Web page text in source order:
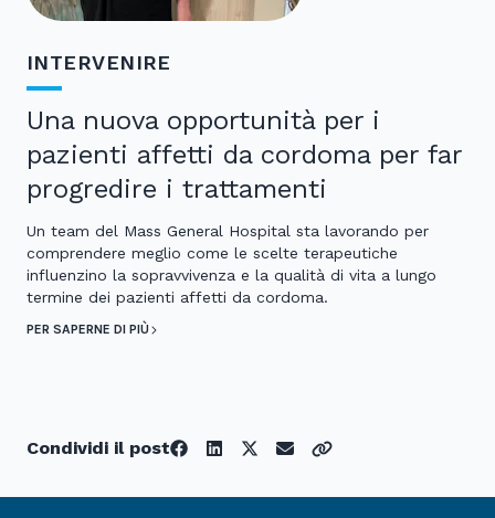
INTERVENIRE
Una nuova opportunità per i
pazienti affetti da cordoma per far
progredire i trattamenti
Un team del Mass General Hospital sta lavorando per
comprendere meglio come le scelte terapeutiche
influenzino la sopravvivenza e la qualità di vita a lungo
termine dei pazienti affetti da cordoma.
PER SAPERNE DI PIÙ
Condividi il post